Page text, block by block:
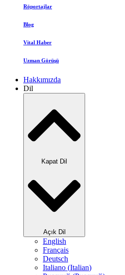
Röportajlar
Blog
Vital Haber
Uzman Görüşü
Hakkımızda
Dil
Kapat Dil
Açık Dil
English
Français
Deutsch
Italiano (Italian)